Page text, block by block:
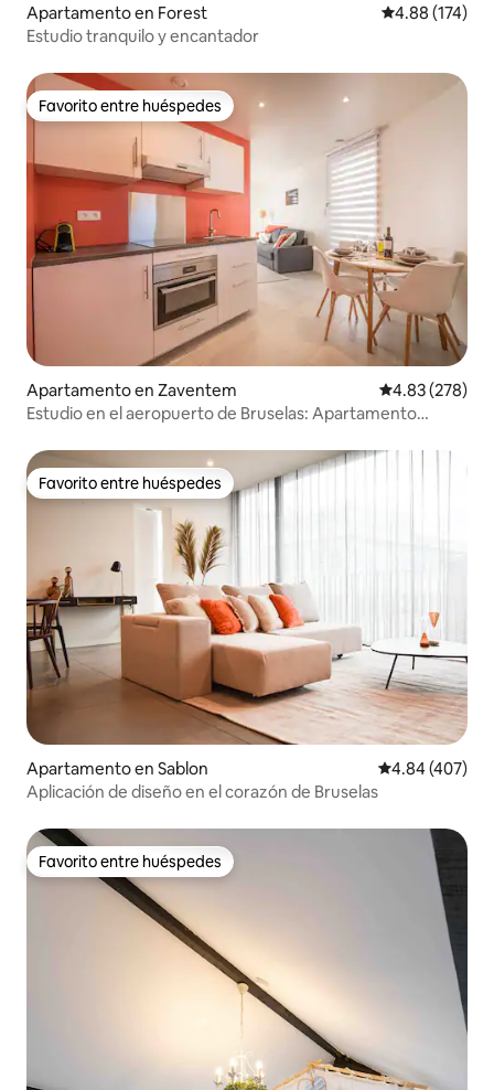
Apartamento en Forest Calificación
4.88 (174)
Estudio tranquilo y encantador
Favorito entre huéspedes
Favorito entre huéspedes
Apartamento en Zaventem Calificación
4.83 (278)
Estudio en el aeropuerto de Bruselas: Apartamento
Favorito entre huéspedes
Favorito entre huéspedes
Apartamento en Sablon Calificación
4.84 (407)
Aplicación de diseño en el corazón de Bruselas
Favorito entre huéspedes
Favorito entre huéspedes